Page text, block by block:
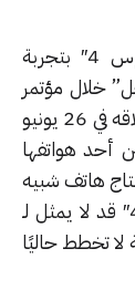
وعندما سئل عن نسخة هاتف “جالاكسي إس 4″ بتجربة
مؤتمر
المطورين Google I/O 2013 عن عزمها إطلاقه في 26 يونيو
هواتفها
شبيه
إلى “جالاكسي إس 4″ قد لا يمثل لـ
حاليًا